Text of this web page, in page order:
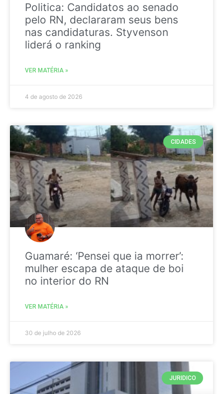
Politica: Candidatos ao senado
pelo RN, declararam seus bens
nas candidaturas. Styvenson
liderá o ranking
VER MATÉRIA »
4 de agosto de 2026
CIDADES
Guamaré: ‘Pensei que ia morrer’:
mulher escapa de ataque de boi
no interior do RN
VER MATÉRIA »
30 de julho de 2026
JURIDICO